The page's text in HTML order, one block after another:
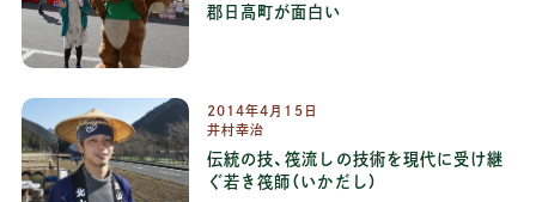
郡日高町が面白い
2014年4 月 15 日
井村幸治
伝統の技、筏流しの技術を現代に受け継
ぐ若き筏師（いかだし）